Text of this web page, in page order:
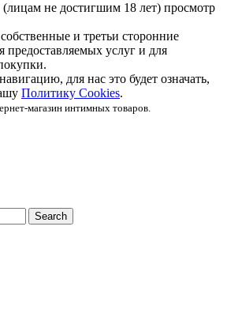
не достигшим 18 лет) просмотр
и третьи сторонние
предоставляемых услуг и для
для нас это будет означать,
Политику Cookies.
магазин интимных товаров.
Search